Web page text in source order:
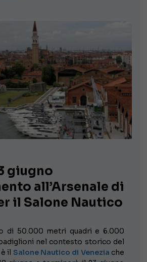
giugno
all’Arsenale di
il Salone Nautico
di 50.000 metri quadri e 6.000
nel contesto storico del
il Salone Nautico di Venezia che